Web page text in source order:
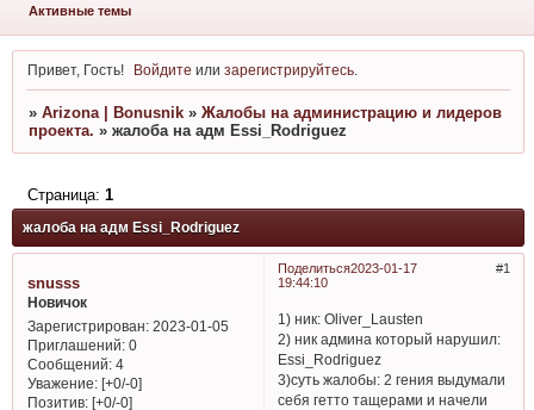
Активные темы
Привет, Гость! Войдите илизарегистрируйтесь
» Arizona | Bonusnik » Жалобы на администрацию и лидеров
проекта. » жалоба на адм Essi_Rodriguez
жалоба на адм Essi_Rodriguez
Страница: 1
Поделиться 1
2023-01-17
19:44:10
snusss
Новичок
Зарегистрирован: 2023-01-05
Приглашений:0
Сообщений:4
Уважение: [+0/-0]
Позитив: [+0/-0]
1) ник: Oliver_Lausten
2) ник админа который нарушил:
Essi_Rodriguez
3)суть жалобы: 2 гения выдумали
себя гетто тащерами и начели